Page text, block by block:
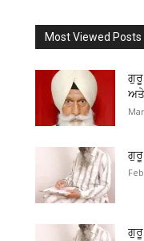
Most Viewed Posts
ਗੁਰੂ
ਅਤੇ
ਗੁਰੂ
ਗੁਰੂ